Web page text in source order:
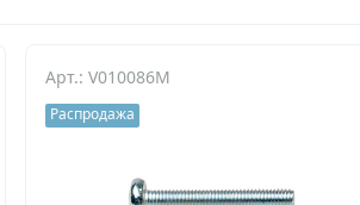
Арт.: V010086M
Распродажа